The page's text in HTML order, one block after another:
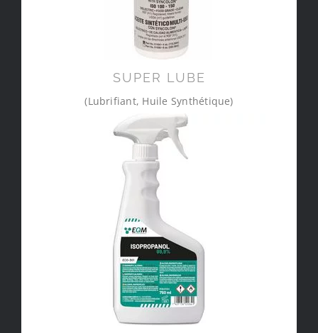
SUPER LUBE
(Lubrifiant, Huile Synthétique)